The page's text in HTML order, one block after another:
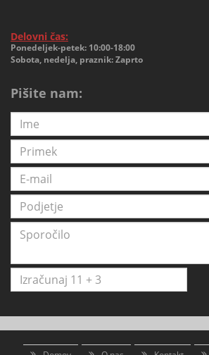
Delovni čas:
Ponedeljek-petek: 10:00-18:00
Sobota, nedelja, praznik: Zaprto
Pišite nam: